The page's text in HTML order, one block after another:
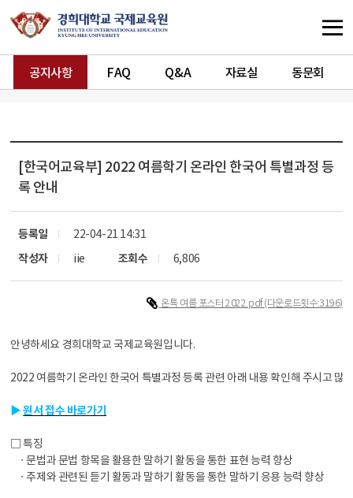
공지사항 FAQ Q&A 자료실 동문회
[한국어교육부] 2022 여름학기 온라인 한국어 특별과정 등
록 안내
등록일
22-04-21 14:31
작성자
iie 조회수 6,806
온특 여름 포스터 2022.pdf(다운로드횟수:3196)
안녕하세요 경희대학교 국제교육원입니다.
2022 여름학기 온라인 한국어 특별과정 등록 관련 아래 내용 확인해 주시고 많
▶원서 접수 바로가기
□ 특징
ㆍ문법과 문법 항목을 활용한 말하기 활동을 통한 표현 능력 향상
ㆍ주제와 관련된 듣기 활동과 말하기 활동을 통한 말하기 응용 능력 향상